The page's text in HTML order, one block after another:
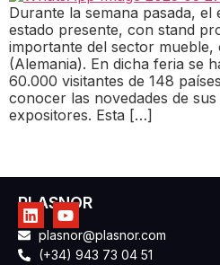
Durante la semana pasada, el
estado presente, con stand
importante del sector mueble,
(Alemania). En dicha feria se
60.000 visitantes de 148
conocer las novedades de sus
expositores. Esta […]
PLASNOR
plasnor@plasnor.com
(+34) 943 73 04 51